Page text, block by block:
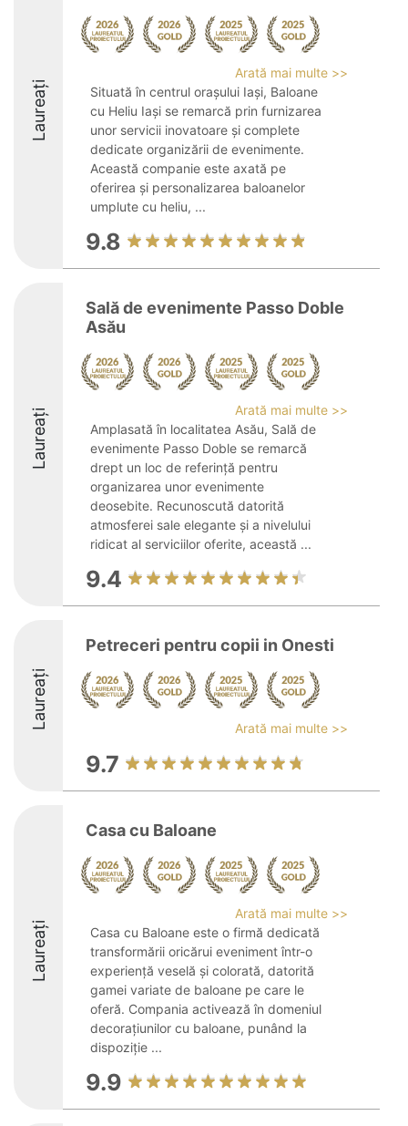
Laureați
Arată mai multe >>
Situată în centrul orașului Iași, Baloane
cu Heliu Iași se remarcă prin furnizarea
unor servicii inovatoare și complete
dedicate organizării de evenimente.
Această companie este axată pe
oferirea și personalizarea baloanelor
umplute cu heliu, ...
9.8
Laureați
Sală de evenimente Passo Doble
Asău
Arată mai multe >>
Amplasată în localitatea Asău, Sală de
evenimente Passo Doble se remarcă
drept un loc de referință pentru
organizarea unor evenimente
deosebite. Recunoscută datorită
atmosferei sale elegante și a nivelului
ridicat al serviciilor oferite, această ...
9.4
Laureați
Petreceri pentru copii in Onesti
Arată mai multe >>
9.7
Laureați
Casa cu Baloane
Arată mai multe >>
Casa cu Baloane este o firmă dedicată
transformării oricărui eveniment într-o
experiență veselă și colorată, datorită
gamei variate de baloane pe care le
oferă. Compania activează în domeniul
decorațiunilor cu baloane, punând la
dispoziție ...
9.9